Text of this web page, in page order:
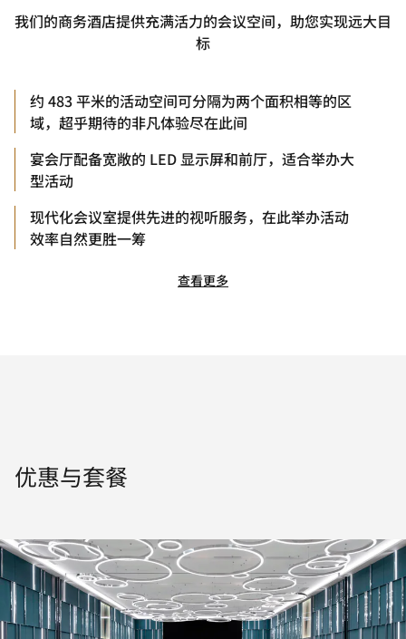
我们的商务酒店提供充满活力的会议空间，助您实现远大目
标
约 483 平米的活动空间可分隔为两个面积相等的区
域，超乎期待的非凡体验尽在此间
宴会厅配备宽敞的 LED 显示屏和前厅，适合举办大
型活动
现代化会议室提供先进的视听服务，在此举办活动
效率自然更胜一筹
查看更多
优惠与套餐